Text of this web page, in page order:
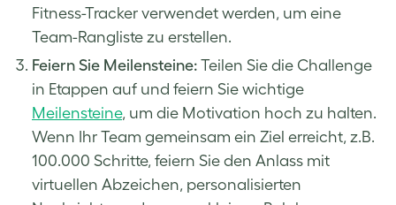
Fitness-Tracker verwendet werden, um eine
Team-Rangliste zu erstellen.
Feiern Sie Meilensteine: Teilen Sie die Challenge
in Etappen auf und feiern Sie wichtige
Meilensteine, um die Motivation hoch zu halten.
Wenn Ihr Team gemeinsam ein Ziel erreicht, z.B.
100.000 Schritte, feiern Sie den Anlass mit
virtuellen Abzeichen, personalisierten